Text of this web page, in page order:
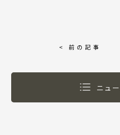
< 前の記事
ニュ